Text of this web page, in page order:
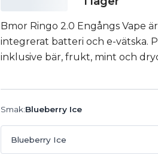
Bmor Ringo 2.0 Engångs Vape
integrerat batteri och e-vätska.
inklusive bär, frukt, mint och
Smak:Blueberry Ice
Blueberry Ice